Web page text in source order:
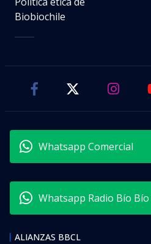
Biobiochile
Whatsapp Comercial
Whatsapp Radio Bío Bío
ALIANZAS BBCL